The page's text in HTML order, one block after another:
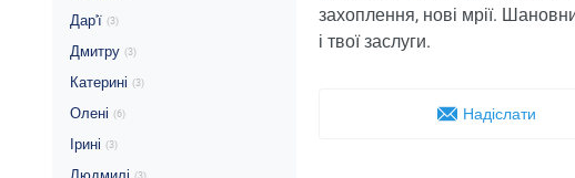
Дар'ї (3)
Дмитру (3)
Катерині (3)
Олені (6)
Ірині (3)
(3)
захоплення, нові мрії.
і твої заслуги.
Надіслати